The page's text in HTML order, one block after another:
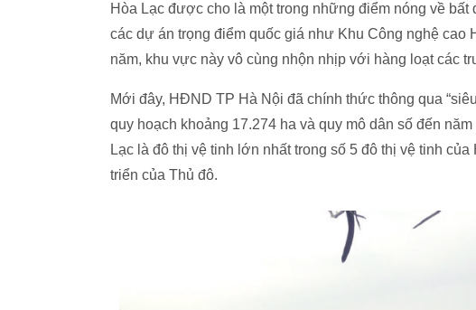
Hòa Lạc được cho là một trong những điểm nóng về
các dự án trọng điểm quốc giá như Khu Công nghệ cao
năm, khu vực này vô cùng nhộn nhịp với hàng loạt các
Mới đây, HĐND TP Hà Nội đã chính thức thông qua
quy hoạch khoảng 17.274 ha và quy mô dân số đến
Lạc là đô thị vệ tinh lớn nhất trong số 5 đô thị vệ tinh
triển của Thủ đô.